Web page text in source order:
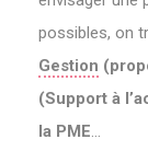
possibles, on
Gestion
(Support à
la PME…